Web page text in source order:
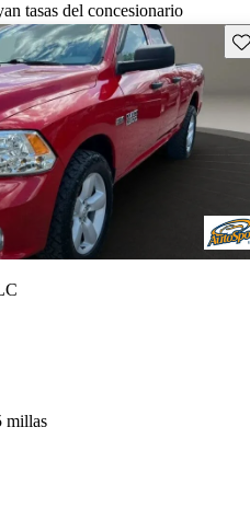
tasas del concesionario
millas